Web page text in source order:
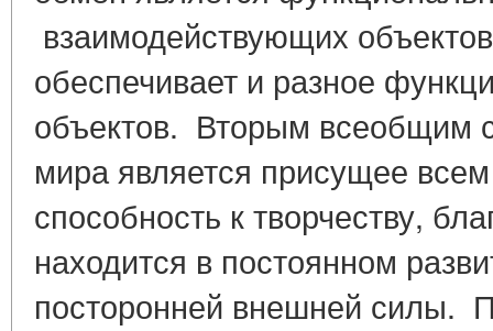
взаимодействующих
обеспечивает и разное
объектов. Вторым всеобщим
мира является присущее
способность к творчеству,
находится в постоянном
посторонней внешней силы.